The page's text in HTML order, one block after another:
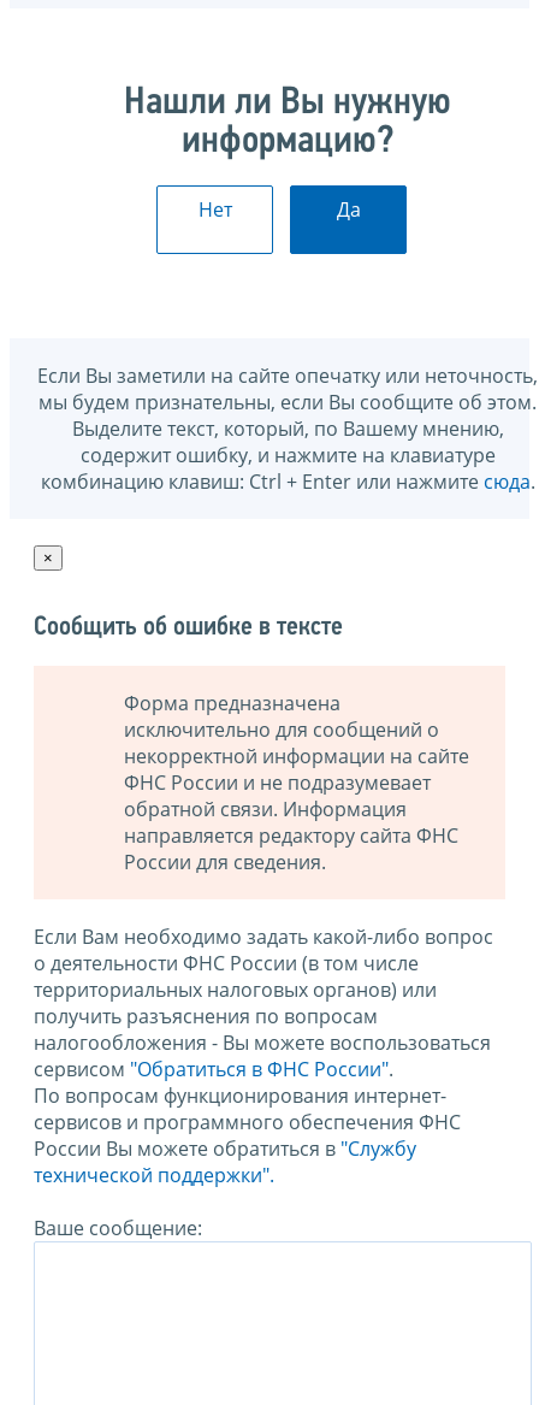
Нашли ли Вы нужную
информацию?
Нет Да
Если Вы заметили на сайте опечатку или неточность,
мы будем признательны, если Вы сообщите об этом.
Выделите текст, который, по Вашему мнению,
содержит ошибку, и нажмите на клавиатуре
комбинацию клавиш: Ctrl + Enter или нажмите сюда.
×
Сообщить об ошибке в тексте
Форма предназначена
исключительно для сообщений о
некорректной информации на сайте
ФНС России и не подразумевает
обратной связи. Информация
направляется редактору сайта ФНС
России для сведения.
Если Вам необходимо задать какой-либо вопрос
о деятельности ФНС России (в том числе
территориальных налоговых органов) или
получить разъяснения по вопросам
налогообложения - Вы можете воспользоваться
сервисом "Обратиться в ФНС России".
По вопросам функционирования интернет-
сервисов и программного обеспечения ФНС
России Вы можете обратиться в "Службу
технической поддержки".
Ваше сообщение: